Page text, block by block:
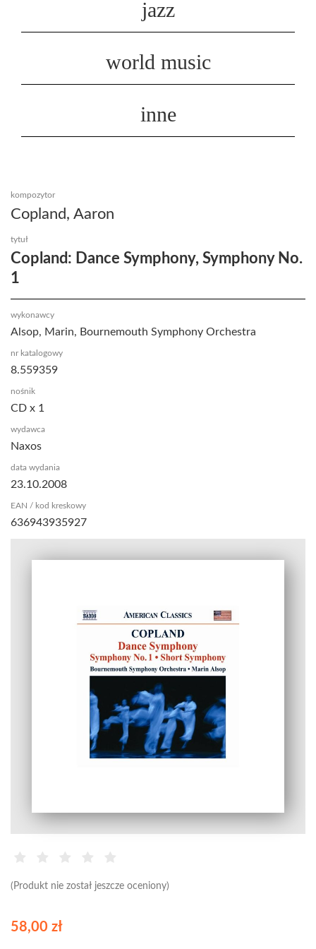
jazz
world music
inne
(Produkt nie został jeszcze oceniony)
kompozytor
Copland, Aaron
tytuł
Copland: Dance Symphony, Symphony No.
1
wykonawcy
Alsop, Marin, Bournemouth Symphony Orchestra
nr katalogowy
8.559359
nośnik
CD x 1
wydawca
Naxos
data wydania
23.10.2008
EAN / kod kreskowy
636943935927
58,00 zł